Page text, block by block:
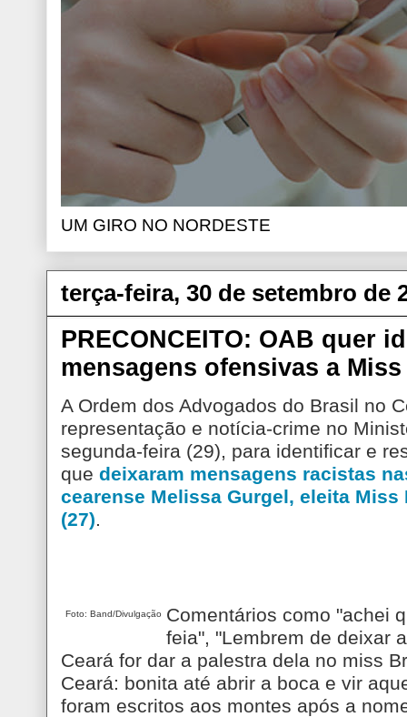
UM GIRO NO NORDESTE
terça-feira, 30 de setembro de
PRECONCEITO: OAB quer
mensagens ofensivas a
A Ordem dos Advogados do Brasil no
representação e notícia-crime no
segunda-feira (29), para identificar e
que deixaram mensagens racistas
cearense Melissa Gurgel, eleita
(27)
Foto: Band/Divulgação
Comentários como "achei
feia", "Lembrem de deixar
Ceará for dar a palestra dela no miss
Ceará: bonita até abrir a boca e vir
foram escritos aos montes após a